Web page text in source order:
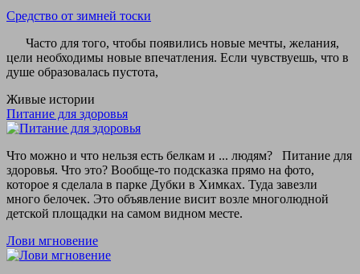
Средство от зимней тоски
Часто для того, чтобы появились новые мечты, желания,
цели необходимы новые впечатления. Если чувствуешь, что в
душе образовалась пустота,
Живые истории
Питание для здоровья
Что можно и что нельзя есть белкам и ... людям? Питание для
здоровья. Что это? Вообще-то подсказка прямо на фото,
которое я сделала в парке Дубки в Химках. Туда завезли
много белочек. Это объявление висит возле многолюдной
детской площадки на самом видном месте.
Лови мгновение